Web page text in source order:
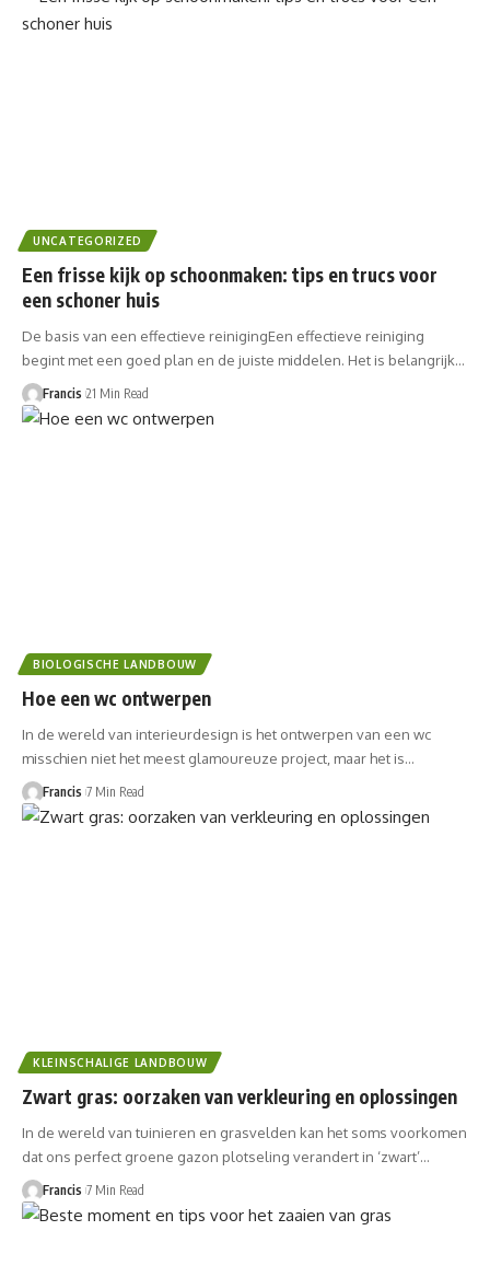
UNCATEGORIZED
Een frisse kijk op schoonmaken: tips en trucs voor
een schoner huis
De basis van een effectieve reinigingEen effectieve reiniging
begint met een goed plan en de juiste middelen. Het is belangrijk…
Francis 21 Min Read
BIOLOGISCHE LANDBOUW
Hoe een wc ontwerpen
In de wereld van interieurdesign is het ontwerpen van een wc
misschien niet het meest glamoureuze project, maar het is…
Francis 7 Min Read
KLEINSCHALIGE LANDBOUW
Zwart gras: oorzaken van verkleuring en oplossingen
In de wereld van tuinieren en grasvelden‍ kan het ⁢soms voorkomen
dat ons perfect groene ⁢gazon ⁢plotseling verandert in ‘zwart’⁢…
Francis 7 Min Read